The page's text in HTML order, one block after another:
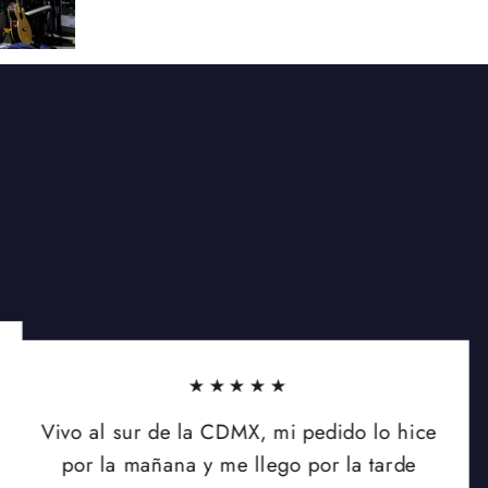
★★★★★
Vivo al sur de la CDMX, mi pedido lo hice
por la mañana y me llego por la tarde